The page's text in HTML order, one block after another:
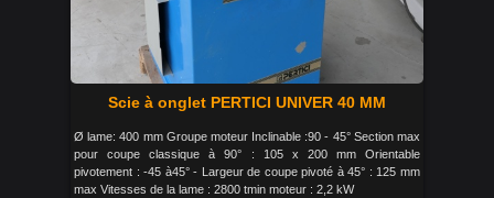
Scie à onglet PERTICI UNIVER 40 MM
Ø lame: 400 mm Groupe moteur Inclinable :90 - 45° Section max
pour coupe classique à 90° : 105 x 200 mm Orientable
pivotement : -45 à45° - Largeur de coupe pivoté à 45° : 125 mm
max Vitesses de la lame : 2800 tmin moteur : 2,2 kW